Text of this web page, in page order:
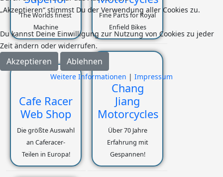
The Worlds finest
Machine
Fine Parts for Royal
Enfield Bikes
Cafe Racer
Web Shop
Die größte Auswahl
an Caferacer-
Teilen in Europa!
Chang
Jiang
Motorcycles
Über 70 Jahre
Erfahrung mit
Gespannen!
„Akzeptieren“ stimmst Du der Verwendung aller Cookies zu.
Du kannst Deine Einwilligung zur Nutzung von Cookies zu jeder
Zeit ändern oder widerrufen.
Akzeptieren Ablehnen
Weitere Informationen | Impressum